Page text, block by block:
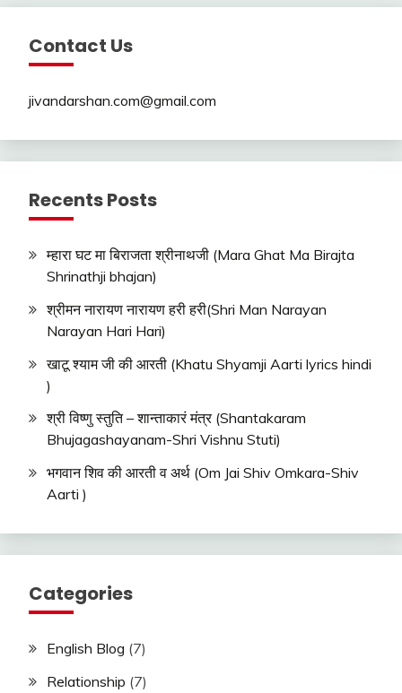
Contact Us
jivandarshan.com@gmail.com
Recents Posts
म्हारा घट मा बिराजता श्रीनाथजी (Mara Ghat Ma Birajta
Shrinathji bhajan)
श्रीमन नारायण नारायण हरी हरी(Shri Man Narayan
Narayan Hari Hari)
खाटू श्याम जी की आरती (Khatu Shyamji Aarti lyrics hindi
)
श्री विष्णु स्तुति – शान्ताकारं मंत्र (Shantakaram
Bhujagashayanam-Shri Vishnu Stuti)
भगवान शिव की आरती व अर्थ (Om Jai Shiv Omkara-Shiv
Aarti )
Categories
English Blog (7)
Relationship (7)